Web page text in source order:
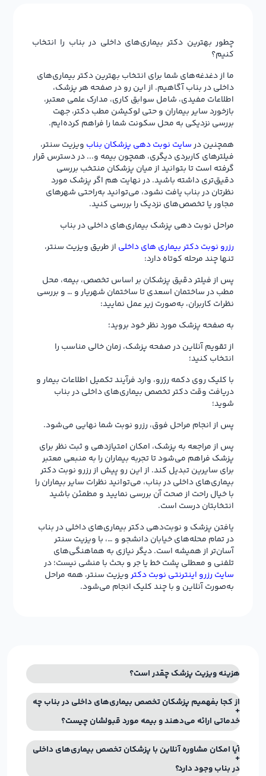
چطور بهترین دکتر بیماری‌های داخلی در بناب را انتخاب
کنیم؟
ما از دغدغه‌های شما برای انتخاب بهترین دکتر بیماری‌های
داخلی در بناب آگاهیم. از این رو در صفحه هر پزشک،
اطلاعات مفیدی، شامل سوابق کاری، مدارک علمی معتبر،
بازخورد سایر بیماران و حتی لوکیشن مطب دکتر، جهت
بررسی نزدیکی به محل سکونت شما را فراهم کرده‌ایم.
همچنین درسایت نوبت دهی پزشکان بناب ویزیت سنتر،
فیلترهای کاربردی دیگری، همچون بیمه و... در دسترس قرار
گرفته است تا بتوانید از میان پزشکان منتخب بررسی
دقیق‌تری داشته باشید. در نهایت هم اگر پزشک مورد
نظرتان در بناب یافت نشود، می‌توانید به‌راحتی شهرهای
مجاور یا تخصص‌های نزدیک را بررسی کنید.
مراحل نوبت دهی پزشک بیماری‌های داخلی در بناب
رزرو نوبت دکتر بیماری ‌های داخلی از طریق ویزیت سنتر،
تنها چند مرحله کوتاه دارد:
پس از فیلتر دقیق پزشکان بر اساس تخصص، بیمه، محل
مطب در ساختمان اسعدی تا ساختمان شهریار و … و بررسی
نظرات کاربران، به‌صورت زیر عمل نمایید:
به صفحه پزشک مورد نظر خود بروید؛
از تقویم آنلاین در صفحه پزشک، زمان خالی مناسب را
انتخاب کنید؛
با کلیک روی دکمه رزرو، وارد فرآیند تکمیل اطلاعات بیمار و
دریافت وقت دکتر تخصص بیماری‌های داخلی در بناب
شوید؛
پس از انجام مراحل فوق، رزرو نوبت شما نهایی می‌شود.
پس از مراجعه به پزشک، امکان امتیازدهی و ثبت نظر برای
پزشک فراهم می‌شود تا تجربه بیماران را به منبعی معتبر
برای سایرین تبدیل کند. از این رو پیش از رزرو نوبت دکتر
بیماری‌های داخلی در بناب، می‌توانید نظرات سایر بیماران را
با خیال راحت از صحت آن بررسی نمایید و مطمئن باشید
انتخابتان درست است.
یافتن پزشک و نوبت‌دهی دکتر بیماری‌های داخلی در بناب
در تمام محله‌های خیابان دانشجو و …، با ویزیت سنتر
آسان‌تر از همیشه است. دیگر نیازی به هماهنگی‌های
تلفنی و معطلی پشت خط یا جر و بحث با منشی نیست؛ در
سایت رزرو اینترنتی نوبت دکترویزیت سنتر، همه مراحل
به‌صورت آنلاین و با چند کلیک انجام می‌شود.
هزینه ویزیت پزشک چقدر است؟
از کجا بفهمیم پزشکان تخصص بیماری‌های داخلی در بناب چه
خدماتی ارائه می‌دهند و بیمه مورد قبولشان چیست؟
آیا امکان مشاوره آنلاین با پزشکان تخصص بیماری‌های داخلی
در بناب وجود دارد؟